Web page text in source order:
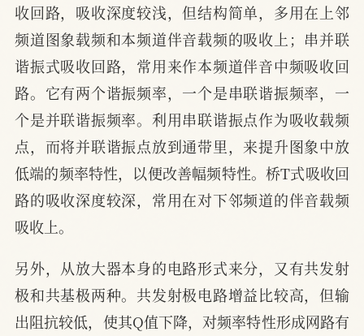
收回路，吸收深度较浅，但结构简单，多用在上邻
频道图象载频和本频道伴音载频的吸收上；串并联
谐振式吸收回路，常用来作本频道伴音中频吸收回
路。它有两个谐振频率，一个是串联谐振频率，一
个是并联谐振频率。利用串联谐振点作为吸收载频
点，而将并联谐振点放到通带里，来提升图象中放
低端的频率特性，以便改善幅频特性。桥T式吸收回
路的吸收深度较深，常用在对下邻频道的伴音载频
吸收上。
另外，从放大器本身的电路形式来分，又有共发射
极和共基极两种。共发射极电路增益比较高，但输
出阻抗较低，使其Q值下降，对频率特性形成网路有